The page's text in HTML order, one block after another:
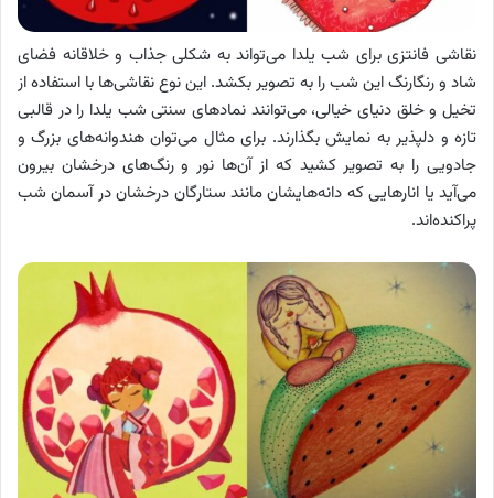
نقاشی فانتزی برای شب یلدا می‌تواند به شکلی جذاب و خلاقانه فضای
شاد و رنگارنگ این شب را به تصویر بکشد. این نوع نقاشی‌ها با استفاده از
تخیل و خلق دنیای خیالی، می‌توانند نمادهای سنتی شب یلدا را در قالبی
تازه و دلپذیر به نمایش بگذارند. برای مثال می‌توان هندوانه‌های بزرگ و
جادویی را به تصویر کشید که از آن‌ها نور و رنگ‌های درخشان بیرون
می‌آید یا انارهایی که دانه‌هایشان مانند ستارگان درخشان در آسمان شب
پراکنده‌اند.